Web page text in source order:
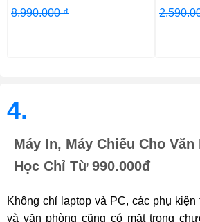
8.990.000 ₫
4.
Máy In, Máy Chiếu Cho
Học Chỉ Từ 990.000đ
Không chỉ laptop và PC, các phụ
và văn phòng cũng có mặt trong